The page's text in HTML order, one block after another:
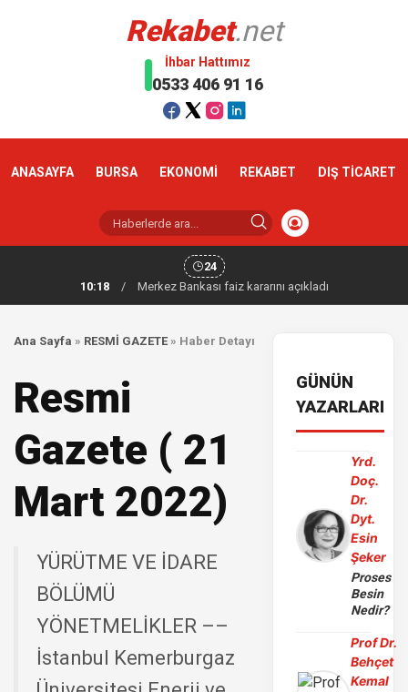
Rekabet.net
İhbar Hattımız
0533 406 91 16
ANASAYFA BURSA EKONOMİ REKABET DIŞ TİCARET
24
10:18
/ Merkez Bankası faiz kararını açıkladı
Ana Sayfa » RESMİ GAZETE » Haber Detayı
Resmi
Gazete ( 21
Mart 2022)
YÜRÜTME VE İDARE
BÖLÜMÜ
YÖNETMELİKLER ––
İstanbul Kemerburgaz
GÜNÜN
YAZARLARI
Yrd.
Doç.
Dr.
Dyt.
Esin
Şeker
Proses
Besin
Nedir?
Prof Dr.
Behçet
Kemal